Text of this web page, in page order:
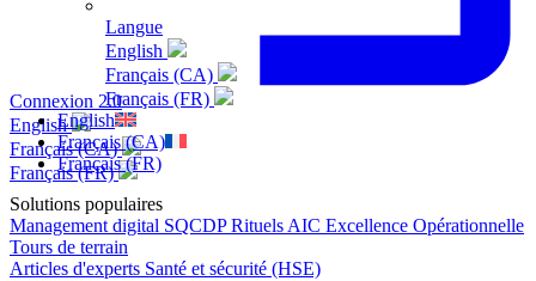
Connexion 2.0
English
Français (CA)
Français (FR)
Langue
English
Français (CA)
Français (FR)
English
Français (CA)
Français (FR)
Solutions populaires
Management digital SQCDPRituels AIC Excellence Opérationnelle
Tours de terrain
Articles d'experts Santé et sécurité (HSE)